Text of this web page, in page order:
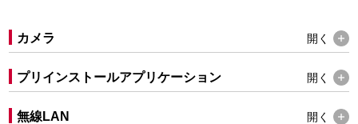
カメラ 開く
プリインストールアプリケーション 開く
無線LAN 開く